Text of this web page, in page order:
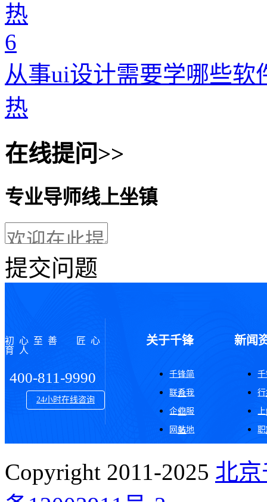
热
6
从事ui设计需要学哪些软
热
在线提问>>
专业导师线上坐镇
提交问题
初心至善 匠心
育人
400-811-9990
24小时在线咨询
关于千锋
千锋简
介
联系我
们
企业服
务
网站地
新闻
Copyright 2011-2025 北